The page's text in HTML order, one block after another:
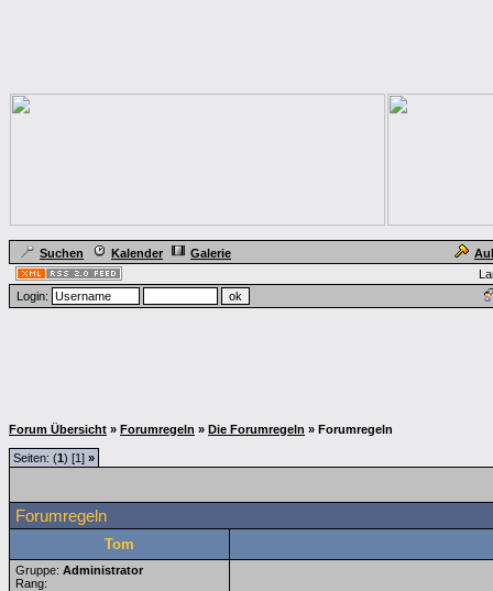
Suchen Kalender Galerie
Login:
Forum Übersicht » Forumregeln » Die Forumregeln » Forumregeln
Seiten: (1) [1] »
Forumregeln
Tom
Gruppe: Administrator
Rang: